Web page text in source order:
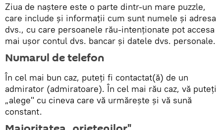
Ziua de naștere este o parte dintr-un mare puzzle,
care include și informații cum sunt numele și adresa
dvs., cu care persoanele rău-intenționate pot accesa
mai ușor contul dvs. bancar și datele dvs. personale.
Numarul de telefon
În cel mai bun caz, puteți fi contactat(ă) de un
admirator (admiratoare). În cel mai rău caz, vă puteţi
„alege" cu cineva care vă urmăreşte şi vă sună
constant.